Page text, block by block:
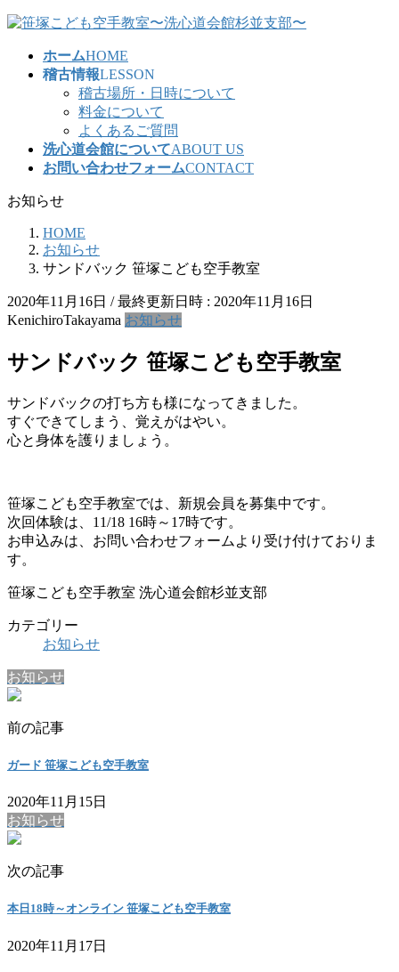
コ
ナ
ホームHOME
稽古情報LESSON
稽古場所・日時について
料金について
よくあるご質問
洗心道会館についてABOUT US
お問い合わせフォームCONTACT
お知らせ
HOME
お知らせ
サンドバック 笹塚こども空手教室
2020年11月16日 / 最終更新日時 : 2020年11月16日
KenichiroTakayama お知らせ
サンドバック 笹塚こども空手教室
サンドバックの打ち方も様になってきました。
すぐできてしまう、覚えがはやい。
心と身体を護りましょう。
笹塚こども空手教室では、新規会員を募集中です。
次回体験は、11/18 16時～17時です。
お申込みは、お問い合わせフォームより受け付けておりま
す。
笹塚こども空手教室 洗心道会館杉並支部
カテゴリー
お知らせ
お知らせ
前の記事
ガード 笹塚こども空手教室
2020年11月15日
お知らせ
次の記事
本日18時～オンライン 笹塚こども空手教室
2020年11月17日